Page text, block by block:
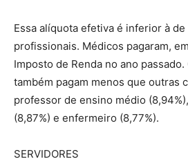
Essa alíquota efetiva é inferior à
profissionais. Médicos pagaram,
Imposto de Renda no ano
também pagam menos que outras
professor de ensino médio
(8,87%) e enfermeiro (8,77%).
SERVIDORES